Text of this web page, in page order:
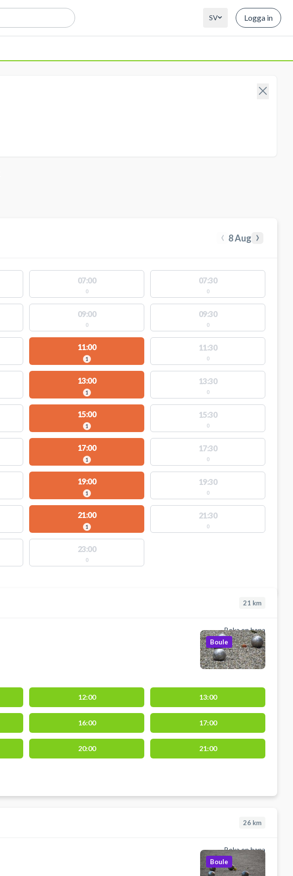
SV Logga in
‹ 8 Aug ›
07:00
0
07:30
0
09:00
0
09:30
0
11:00
1
11:30
0
13:00
1
13:30
0
15:00
1
15:30
0
17:00
1
17:30
0
19:00
1
19:30
0
21:00
1
21:30
0
23:00
0
21 km
Boka en bana
Boule
12:00 13:00
16:00 17:00
20:00 21:00
26 km
Boka en bana
Boule